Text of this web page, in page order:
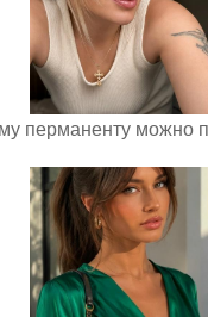
перманенту можно